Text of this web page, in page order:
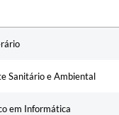
Sanitário e Ambiental
em Informática